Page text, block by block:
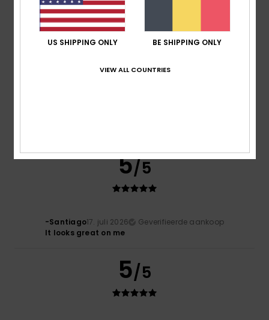
5
5/5
-Santiago17. juli 2026
Geverifieerde aankoop
It looks great on me
5/5
US SHIPPING ONLY BE SHIPPING ONLY
VIEW ALL COUNTRIES